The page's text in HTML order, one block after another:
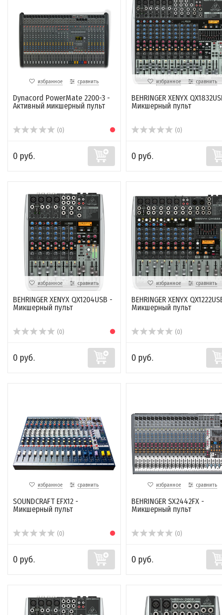
избранное сравнить
Dynacord PowerMate 2200-3 -
Активный микшерный пульт
(0)
0 руб.
избранное сравнить
BEHRINGER XENYX
Микшерный пульт
(0)
0 руб.
избранное сравнить
BEHRINGER XENYX QX1204USB -
Микшерный пульт
(0)
0 руб.
избранное сравнить
BEHRINGER XENYX
Микшерный пульт
(0)
0 руб.
избранное сравнить
SOUNDCRAFT EFX12 -
Микшерный пульт
(0)
0 руб.
избранное сравнить
BEHRINGER SX2442FX -
Микшерный пульт
(0)
0 руб.